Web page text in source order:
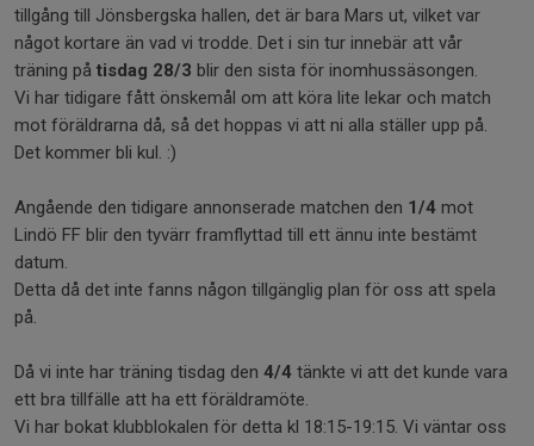
tillgång till Jönsbergska hallen, det är bara Mars ut, vilket var
något kortare än vad vi trodde. Det i sin tur innebär att vår
träning på tisdag 28/3 blir den sista för inomhussäsongen.
Vi har tidigare fått önskemål om att köra lite lekar och match
mot föräldrarna då, så det hoppas vi att ni alla ställer upp på.
Det kommer bli kul. :)
Angående den tidigare annonserade matchen den 1/4 mot
Lindö FF blir den tyvärr framflyttad till ett ännu inte bestämt
datum.
Detta då det inte fanns någon tillgänglig plan för oss att spela
på.
Då vi inte har träning tisdag den 4/4 tänkte vi att det kunde vara
ett bra tillfälle att ha ett föräldramöte.
Vi har bokat klubblokalen för detta kl 18:15-19:15. Vi väntar oss